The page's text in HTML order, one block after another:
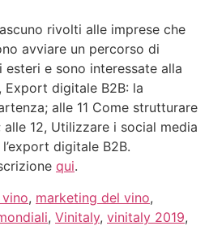
rivolti alle imprese che
avviare un percorso di
e sono interessate alla
Export digitale B2B: la
alle 11 Come strutturare
alle 12, Utilizzare i social media
digitale B2B.
qui.
vino, marketing del vino,
, Vinitaly, vinitaly 2019,